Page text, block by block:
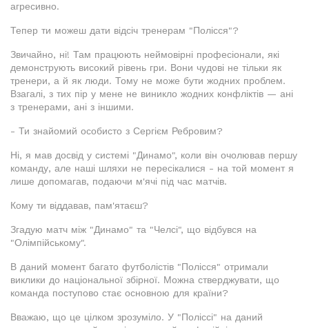
агресивно.
Тепер ти можеш дати відсіч тренерам "Полісся"?
Звичайно, ні! Там працюють неймовірні професіонали, які
демонструють високий рівень гри. Вони чудові не тільки як
тренери, а й як люди. Тому не може бути жодних проблем.
Взагалі, з тих пір у мене не виникло жодних конфліктів — ані
з тренерами, ані з іншими.
- Ти знайомий особисто з Сергієм Ребровим?
Ні, я мав досвід у системі "Динамо", коли він очолював першу
команду, але наші шляхи не пересікалися - на той момент я
лише допомагав, подаючи м'ячі під час матчів.
Кому ти віддавав, пам'ятаєш?
Згадую матч між "Динамо" та "Челсі", що відбувся на
"Олімпійському".
В даний момент багато футболістів "Полісся" отримали
виклики до національної збірної. Можна стверджувати, що
команда поступово стає основною для країни?
Вважаю, що це цілком зрозуміло. У "Поліссі" на даний